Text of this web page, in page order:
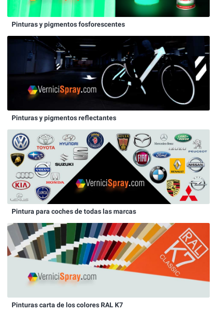
Pinturas y pigmentos fosforescentes
Pinturas y pigmentos reflectantes
Pintura para coches de todas las marcas
Pinturas carta de los colores RAL K7